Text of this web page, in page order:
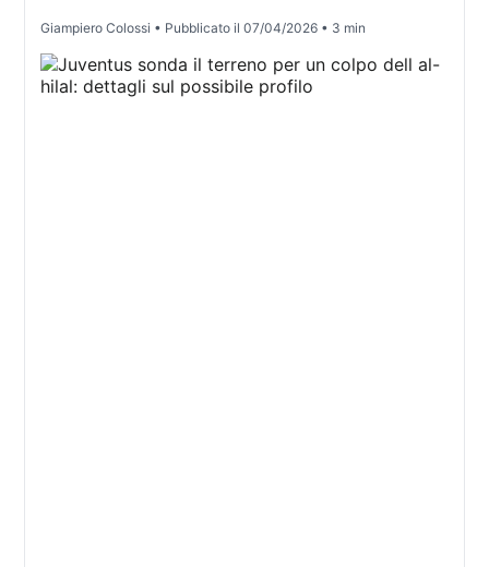
Giampiero Colossi • Pubblicato il07/04/2026 • 3 min